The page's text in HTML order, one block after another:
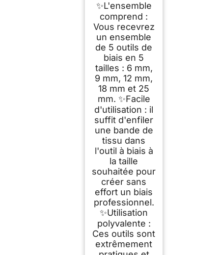
Différentes, Outil de
Machine à Coudre
Tricoter, pour biais
thermocollants de 6
mm, 9 mm, 12 mm,
18 mm et 25 mm,
accessoires de
couture
✨L'ensemble
comprend :
Vous recevrez
un ensemble
de 5 outils de
biais en 5
tailles : 6 mm,
9 mm, 12 mm,
18 mm et 25
mm. ✨Facile
d'utilisation : il
suffit d'enfiler
une bande de
tissu dans
l'outil à biais à
la taille
souhaitée pour
créer sans
effort un biais
professionnel.
✨Utilisation
polyvalente :
Ces outils sont
extrêmement